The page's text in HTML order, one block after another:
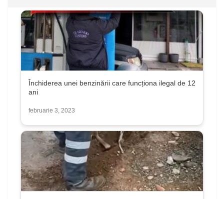
Închiderea unei benzinării care funcționa ilegal de 12
ani
februarie 3, 2023